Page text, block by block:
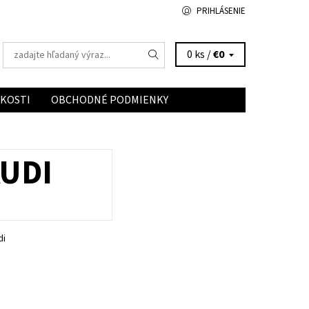
PRIHLÁSENIE
0 ks /€0
OBCHODNÉ PODMIENKY